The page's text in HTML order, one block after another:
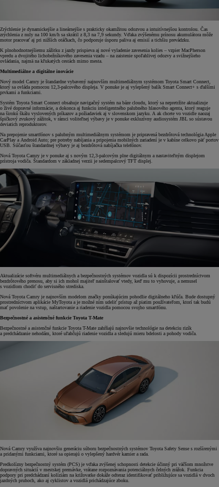
Zrýchlenie je dynamickejšie a lineárnejšie s prakticky okamžitou odozvou a intuitívnejšou kontrolou. Čas
zrýchlenia z nuly na 100 km/h sa skrátil z 8,3 na 7,9 sekundy. Vďaka zvýšenému prínosu akumulátora môže
motor pracovať aj pri nižších otáčkach, čo podporuje úsporu paliva aj emisií a tichšiu prevádzku.
K plnohodnotnejšiemu zážitku z jazdy prispieva aj nové vyladenie zavesenia kolies – vzpier MacPherson
vpredu a dvojitého lichobežníkového zavesenia vzadu – na zaistenie spoľahlivej odozvy a svižnejšieho
ovládania, najmä na kľukatých cestách mimo mesta.
Multimediálne a digitálne inovácie
Nový model Camry je štandardne vybavený najnovším multimediálnym systémom Toyota Smart Connect,
ktorý sa ovláda pomocou 12,3-palcového displeja. V ponuke je aj vylepšený balík Smart Connect+ s ďalšími
prvkami a funkciami.
Systém Toyota Smart Connect obsahuje navigačný systém na báze cloudu, ktorý sa nepretržite aktualizuje
o živé dopravné informácie, a dokonca aj funkciu inteligentného palubného hlasového agenta, ktorý reaguje
na širokú škálu vyslovených príkazov a požiadaviek aj v slovenskom jazyku. A ak chcete vo vozidle naozaj
špičkový zvukový zážitok, v rámci voliteľnej výbavy je v ponuke exkluzívny audiosystém JBL so sústavou
deviatich reproduktorov.
Na prepojenie smartfónov s palubným multimediálnym systémom je pripravená bezdrôtová technológia Apple
CarPlay a Android Auto; pre potreby nabíjania a pripojenia mobilných zariadení je v kabíne celkovo päť portov
USB. Súčasťou štandardnej výbavy je aj bezdrôtová nabíjačka telefónov.
Nová Toyota Camry je v ponuke aj s novým 12,3-palcovým plne digitálnym a nastaviteľným displejom
prístroja vodiča. Štandardom v základnej verzii je sedempalcový TFT displej.
Aktualizácie softvéru multimediálnych a bezpečnostných systémov vozidla sú k dispozícii prostredníctvom
bezdrôtového prenosu, aby si ich mohol majiteľ nainštalovať vtedy, keď mu to vyhovuje, a nemusel
s vozidlom chodiť do servisného strediska.
Nová Toyota Camry je najnovším modelom značky ponúkajúcim pohodlie digitálneho kľúča. Bude dostupný
prostredníctvom aplikácie MyToyota a je možné ním udeliť prístup až piatim používateľom, ktorí tak budú
mať povolenie na vstup, naštartovanie a riadenie vozidla pomocou svojho smartfónu.
Bezpečnostné a asistenčné funkcie Toyota T-Mate
Bezpečnostné a asistenčné funkcie Toyota T-Mate zahŕňajú najnovšie technológie na detekciu rizík
a predchádzanie nehodám, ktoré uľahčujú riadenie vozidla a sledujú mieru bdelosti a pohody vodiča.
Nová Camry využíva najnovšiu generáciu súboru bezpečnostných systémov Toyota Safety Sense s rozšírenými
a pridanými funkciami, ktoré sa opierajú o vylepšený hardvér kamier a rada.
Predkolízny bezpečnostný systém (PCS) je vďaka zvýšenej schopnosti detekcie účinný pri väčšom množstve
dopravných situácií v mestskej premávke, vrátane rozpoznávania potenciálnych čelných zrážok. Funkcia
podpory pri predchádzaní kolíziám na križovatke dokáže odteraz identifikovať približujúce sa vozidlá v dvoch
jazdných pruhoch, ako aj cyklistov a vozidlá prichádzajúce zboku.